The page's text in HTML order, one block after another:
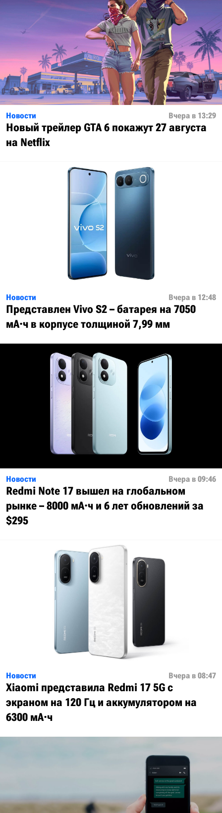
Новости Вчера в 13:29
Новый трейлер GTA 6 покажут 27 августа
на Netflix
Новости Вчера в 12:48
Представлен Vivo S2 – батарея на 7050
мА·ч в корпусе толщиной 7,99 мм
Новости Вчера в 09:46
Redmi Note 17 вышел на глобальном
рынке – 8000 мА·ч и 6 лет обновлений за
$295
Новости Вчера в 08:47
Xiaomi представила Redmi 17 5G с
экраном на 120 Гц и аккумулятором на
6300 мА·ч